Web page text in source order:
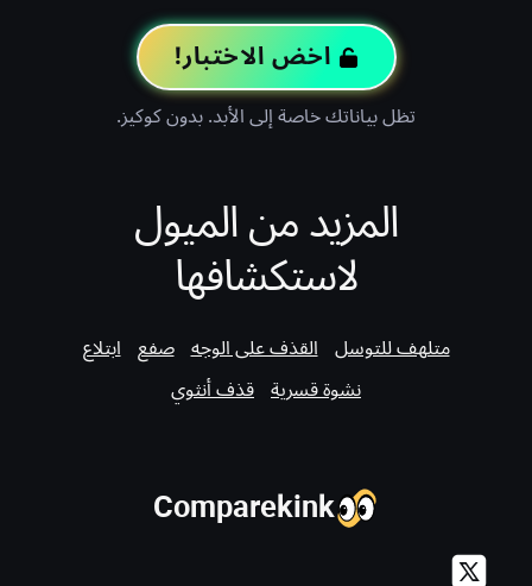
اخض الاختبار!
تظل بياناتك خاصة إلى الأبد. بدون كوكيز.
المزيد من الميول
لاستكشافها
متلهف للتوسل القذف على الوجه صفع ابتلاع
نشوة قسرية قذف أنثوي
Comparekink